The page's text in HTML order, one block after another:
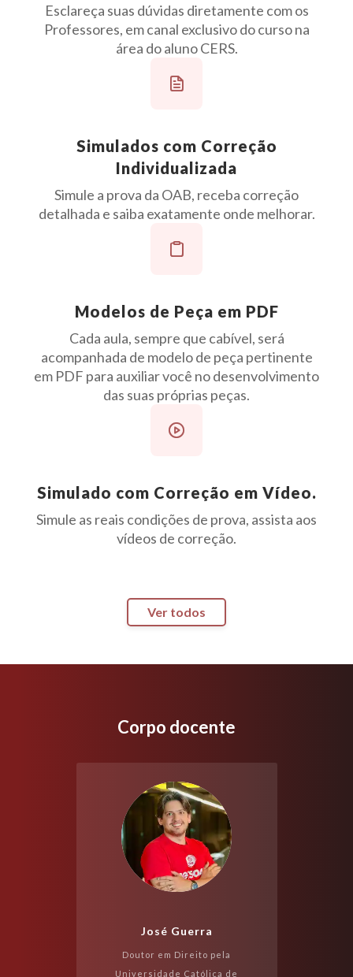
Esclareça suas dúvidas diretamente com os
Professores, em canal exclusivo do curso na
área do aluno CERS.
Simulados com Correção
Individualizada
Simule a prova da OAB, receba correção
detalhada e saiba exatamente onde melhorar.
Modelos de Peça em PDF
Cada aula, sempre que cabível, será
acompanhada de modelo de peça pertinente
em PDF para auxiliar você no desenvolvimento
das suas próprias peças.
Simulado com Correção em Vídeo.
Simule as reais condições de prova, assista aos
vídeos de correção.
Ver todos
Corpo docente
José Guerra
Doutor em Direito pela
Universidade Católica de